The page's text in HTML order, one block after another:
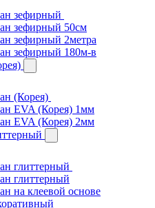
зефирный
зефирный 50см
зефирный 2метра
зефирный 180м-в
(Корея)
EVA (Корея) 1мм
EVA (Корея) 2мм
глиттерный
глиттерный
на клеевой основе